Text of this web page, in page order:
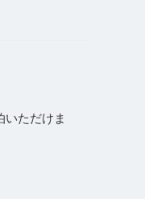
いただけま